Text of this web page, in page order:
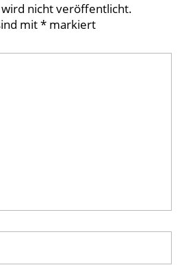
wird nicht veröffentlicht.
mit* markiert